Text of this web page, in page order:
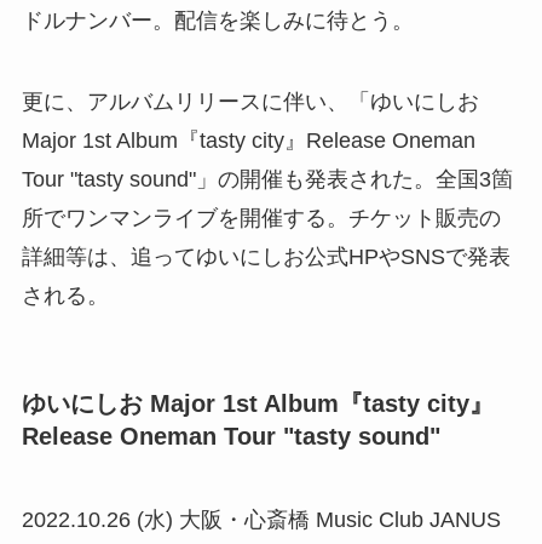
ドルナンバー。配信を楽しみに待とう。
更に、アルバムリリースに伴い、「ゆいにしお
Major 1st Album『tasty city』Release Oneman
Tour "tasty sound"」の開催も発表された。全国3箇
所でワンマンライブを開催する。チケット販売の
詳細等は、追ってゆいにしお公式HPやSNSで発表
される。
ゆいにしお Major 1st Album『tasty city』
Release Oneman Tour "tasty sound"
2022.10.26 (水) 大阪・心斎橋 Music Club JANUS